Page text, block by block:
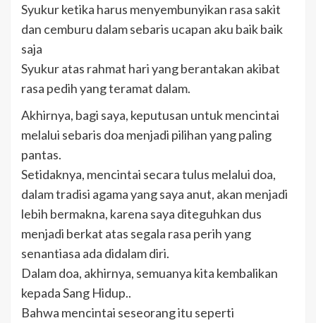
Syukur ketika harus menyembunyikan rasa sakit
dan cemburu dalam sebaris ucapan aku baik baik
saja
Syukur atas rahmat hari yang berantakan akibat
rasa pedih yang teramat dalam.
Akhirnya, bagi saya, keputusan untuk mencintai
melalui sebaris doa menjadi pilihan yang paling
pantas.
Setidaknya, mencintai secara tulus melalui doa,
dalam tradisi agama yang saya anut, akan menjadi
lebih bermakna, karena saya diteguhkan dus
menjadi berkat atas segala rasa perih yang
senantiasa ada didalam diri.
Dalam doa, akhirnya, semuanya kita kembalikan
kepada Sang Hidup..
Bahwa mencintai seseorang itu seperti